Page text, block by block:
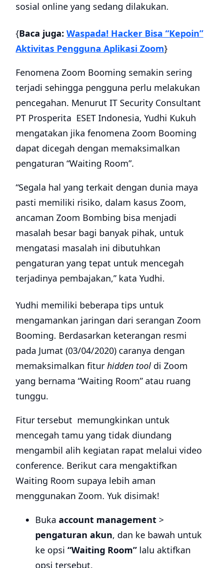
sosial online yang sedang dilakukan.
{Baca juga: Waspada! Hacker Bisa “Kepoin”
Aktivitas Pengguna Aplikasi Zoom}
Fenomena Zoom Booming semakin sering
terjadi sehingga pengguna perlu melakukan
pencegahan. Menurut IT Security Consultant
PT Prosperita ESET Indonesia, Yudhi Kukuh
mengatakan jika fenomena Zoom Booming
dapat dicegah dengan memaksimalkan
pengaturan “Waiting Room”.
“Segala hal yang terkait dengan dunia maya
pasti memiliki risiko, dalam kasus Zoom,
ancaman Zoom Bombing bisa menjadi
masalah besar bagi banyak pihak, untuk
mengatasi masalah ini dibutuhkan
pengaturan yang tepat untuk mencegah
terjadinya pembajakan,” kata Yudhi.
Yudhi memiliki beberapa tips untuk
mengamankan jaringan dari serangan Zoom
Booming. Berdasarkan keterangan resmi
pada Jumat (03/04/2020) caranya dengan
memaksimalkan fitur hidden tool di Zoom
yang bernama “Waiting Room” atau ruang
tunggu.
Fitur tersebut memungkinkan untuk
mencegah tamu yang tidak diundang
mengambil alih kegiatan rapat melalui video
conference. Berikut cara mengaktifkan
Waiting Room supaya lebih aman
menggunakan Zoom. Yuk disimak!
Buka account management >
pengaturan akun, dan ke bawah untuk
ke opsi “Waiting Room” lalu aktifkan
opsi tersebut.